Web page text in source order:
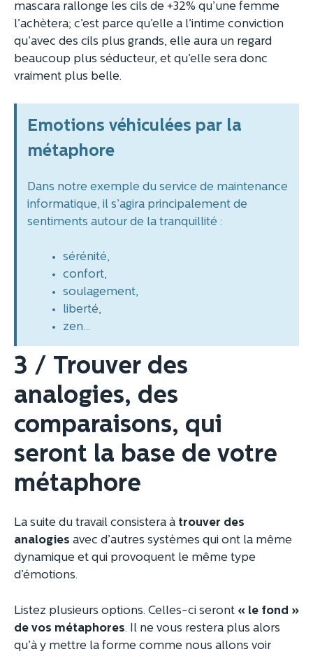
mascara rallonge les cils de +32% qu’une femme
l’achètera; c’est parce qu’elle a l’intime conviction
qu’avec des cils plus grands, elle aura un regard
beaucoup plus séducteur, et qu’elle sera donc
vraiment plus belle.
Emotions véhiculées par la
métaphore
Dans notre exemple du service de maintenance
informatique, il s’agira principalement de
sentiments autour de la tranquillité :
sérénité,
confort,
soulagement,
liberté,
zen…
3 / Trouver des
analogies, des
comparaisons, qui
seront la base de votre
métaphore
La suite du travail consistera à trouver des
analogies avec d’autres systèmes qui ont la même
dynamique et qui provoquent le même type
d’émotions.
Listez plusieurs options. Celles-ci seront « le fond »
de vos métaphores. Il ne vous restera plus alors
qu’à y mettre la forme comme nous allons voir